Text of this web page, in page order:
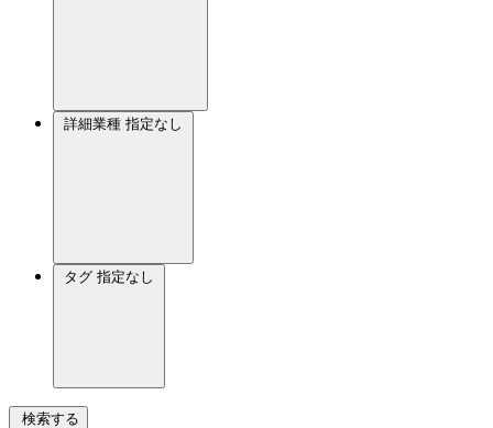
詳細業種 指定なし
タグ 指定なし
検索する